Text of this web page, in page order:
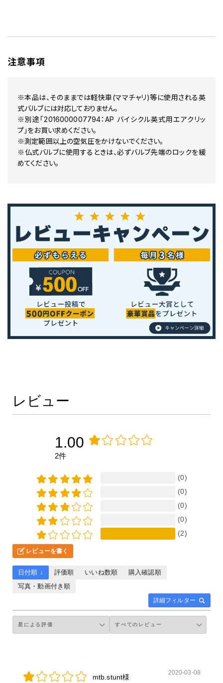
注意事項
※本品は、そのままでは軽快車(ママチャリ)等に使用される英
式バルブには対応しておりません。
※別途「2016000007794：AP バイシクル英式用エアクリッ
プ」をお買い求めください。
※測定範囲以上の空気圧をかけないでください。
※仏式バルブに使用するときは、必ずバルブ先端のロックを緩
めてください。
レビュー
1.00
2件
(0)
(0)
(0)
(0)
(2)
レビューを書く
詳細フィルター
日付順 ↓ 評価順 いいね数順
購入確認順
写真・動画付き順
mtb.stunt様
2020-03-08